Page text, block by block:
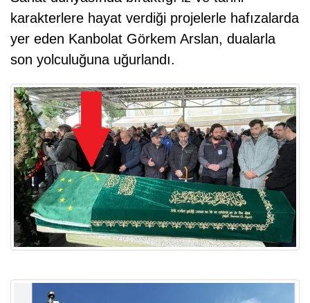
karakterlere hayat verdiği projelerle hafızalarda
yer eden Kanbolat Görkem Arslan, dualarla
son yolculuğuna uğurlandı.